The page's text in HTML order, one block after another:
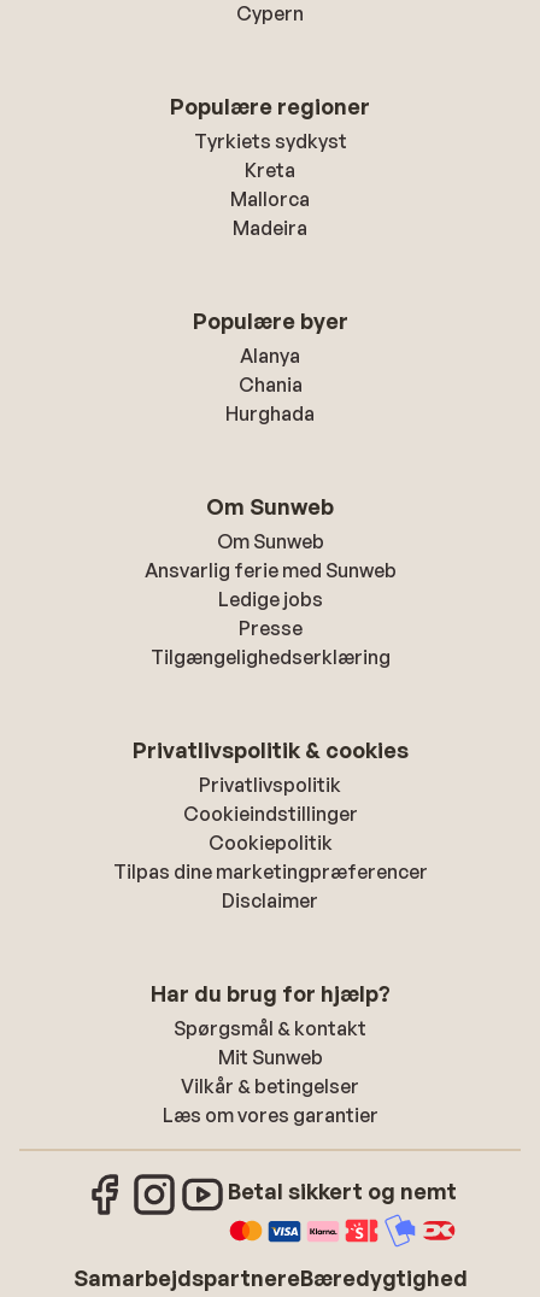
Cypern
Populære regioner
Tyrkiets sydkyst
Kreta
Mallorca
Madeira
Populære byer
Alanya
Chania
Hurghada
Om Sunweb
Om Sunweb
Ansvarlig ferie med Sunweb
Ledige jobs
Presse
Tilgængelighedserklæring
Privatlivspolitik & cookies
Privatlivspolitik
Cookieindstillinger
Cookiepolitik
Tilpas dine marketingpræferencer
Disclaimer
Har du brug for hjælp?
Spørgsmål & kontakt
Mit Sunweb
Vilkår & betingelser
Læs om vores garantier
Betal sikkert og nemt
SamarbejdspartnereBæredygtighed